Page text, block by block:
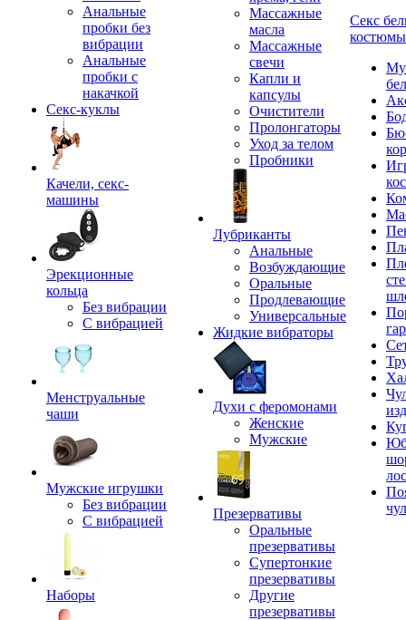
Анальные
пробки без
вибрации
Анальные
пробки с
накачкой
Секс-куклы
Качели, секс-
машины
Эрекционные
кольца
Без вибрации
С вибрацией
Менструальные
чаши
Мужские игрушки
Без вибрации
С вибрацией
Наборы
Массажные
масла
Массажные
свечи
Капли и
капсулы
Очистители
Пролонгаторы
Уход за телом
Пробники
Лубриканты
Анальные
Возбуждающие
Оральные
Продлевающие
Универсальные
Жидкие вибраторы
Духи с феромонами
Женские
Мужские
Презервативы
Оральные
презервативы
Супертонкие
презервативы
Другие
презервативы
Секс
костюмы